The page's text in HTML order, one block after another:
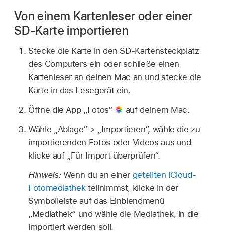
Von einem Kartenleser oder einer
SD-Karte importieren
Stecke die Karte in den SD-Kartensteckplatz
des Computers ein oder schließe einen
Kartenleser an deinen Mac an und stecke die
Karte in das Lesegerät ein.
Öffne die App „Fotos“
auf deinem Mac.
Wähle „Ablage“ > „Importieren“, wähle die zu
importierenden Fotos oder Videos aus und
klicke auf „Für Import überprüfen“.
Hinweis: Wenn du an einer geteilten iCloud-
Fotomediathekteilnimmst, klicke in der
Symbolleiste auf das Einblendmenü
„Mediathek“ und wähle die Mediathek, in die
importiert werden soll.